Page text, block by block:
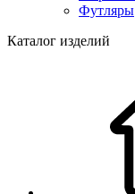
Футляры
Каталог изделий